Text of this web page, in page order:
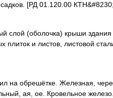
[РД 01.120.00
слой (оболочка) крыши здания
плиток и листов, листовой
обрешётке. Железная,
ая, ое. Кровельное железо.